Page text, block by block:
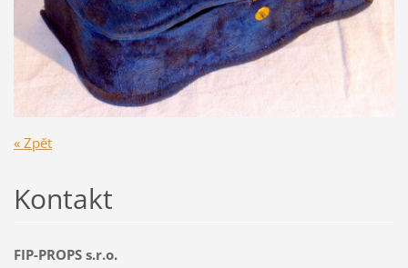
« Zpět
Kontakt
FIP-PROPS s.r.o.